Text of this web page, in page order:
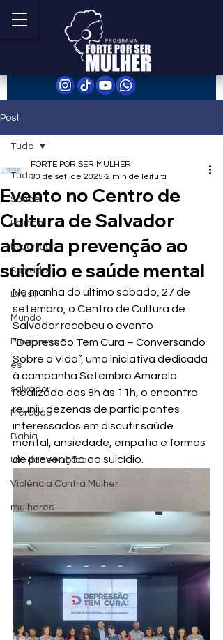
Post
Tudo
Saúde
Política
Esportes
Salvador
Brasil
Mundo
Programa
es
salvador
Mercado
Bahia
Utilidade Pública
Violência Contra Mulher
mulheres
Tudo
Evento no Centro de
Cultura de Salvador
aborda prevenção ao
suicídio e saúde mental
FORTE POR SER MULHER
30 de set. de 2025 2 min de leitura
Na manhã do último sábado, 27 de
setembro, o Centro de Cultura de
Salvador recebeu o evento
“Depressão Tem Cura – Conversando
Sobre a Vida”, uma iniciativa dedicada
à campanha Setembro Amarelo.
Realizado das 8h às 11h, o encontro
reuniu dezenas de participantes
interessados em discutir saúde
mental, ansiedade, empatia e formas
de prevenção ao suicídio.